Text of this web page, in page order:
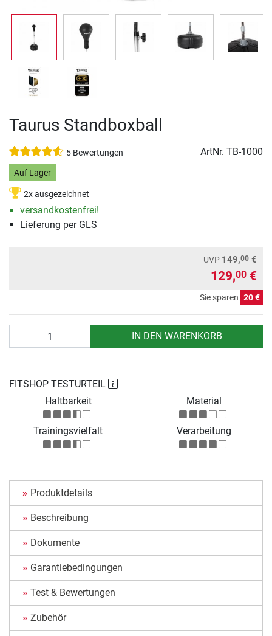
Taurus Standboxball
5 Bewertungen ArtNr. TB-1000
Auf Lager
2x ausgezeichnet
versandkostenfrei!
Lieferung per GLS
UVP 149,00 €
129,00 €
Sie sparen 20 €
IN DEN WARENKORB
FITSHOP TESTURTEIL
Haltbarkeit
Material
Trainingsvielfalt Verarbeitung
Produktdetails
Beschreibung
Dokumente
Garantiebedingungen
Test & Bewertungen
Zubehör